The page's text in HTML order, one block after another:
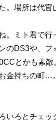
。場所は代官
。ミト君で行
のDS3や、
とかも素
金持ちの町…
いろとチェッ